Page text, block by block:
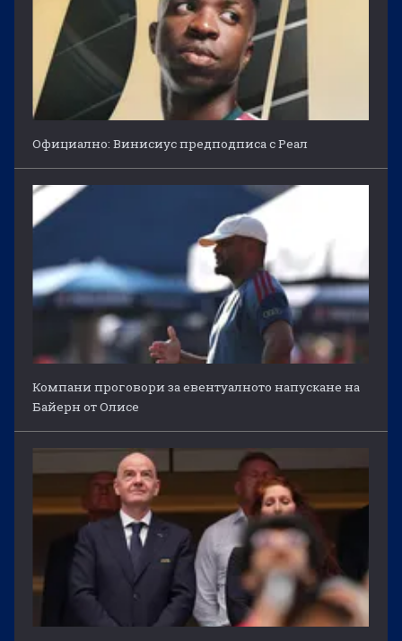
Официално: Винисиус предподписа с Реал
Компани проговори за евентуалното напускане на
Байерн от Олисе